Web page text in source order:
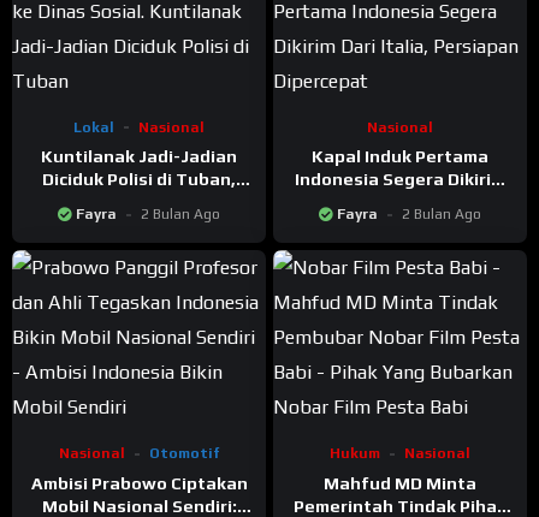
Lokal Nasional
Kuntilanak Jadi-Jadian
Diciduk Polisi di Tuban,
Motifnya Bikin Geleng-
geleng Kepala!
Fayra 2 Bulan Ago
Nasional
Kapal Induk Pertama
Indonesia Segera Dikirim
Dari Italia, Persiapan
Dipercepat
Fayra 2 Bulan Ago
Nasional Otomotif
Ambisi Prabowo Ciptakan
Mobil Nasional Sendiri:
Hukum Nasional
Mahfud MD Minta
Pemerintah Tindak Pihak